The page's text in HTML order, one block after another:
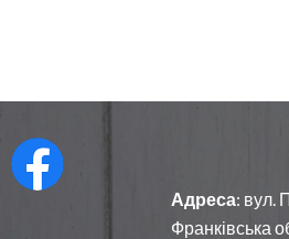
Адреса: вул.
Франківська